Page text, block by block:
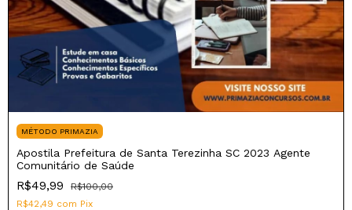
MÉTODO PRIMAZIA
Apostila Prefeitura de Santa Terezinha SC 2023 Agente
Comunitário de Saúde
R$49,99
R$100,00
R$42,49 com Pix